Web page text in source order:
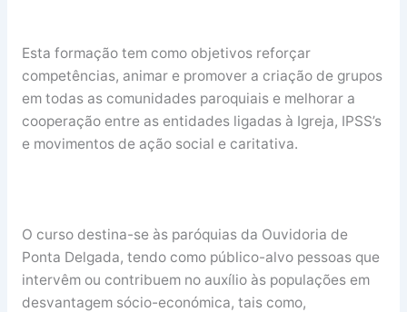
Esta formação tem como objetivos reforçar
competências, animar e promover a criação de grupos
em todas as comunidades paroquiais e melhorar a
cooperação entre as entidades ligadas à Igreja, IPSS’s
e movimentos de ação social e caritativa.
O curso destina-se às paróquias da Ouvidoria de
Ponta Delgada, tendo como público-alvo pessoas que
intervêm ou contribuem no auxílio às populações em
desvantagem sócio-económica, tais como,